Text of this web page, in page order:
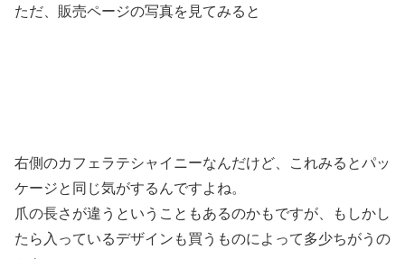
ただ、販売ページの写真を見てみると
右側のカフェラテシャイニーなんだけど、これみるとパッ
ケージと同じ気がするんですよね。
爪の長さが違うということもあるのかもですが、もしかし
たら入っているデザインも買うものによって多少ちがうの